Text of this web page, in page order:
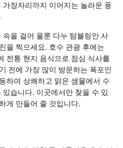
장자리까지 이어지는 놀라운 풍
을 걸어 울룬 다누 탐블링안 사
을 찍으세요. 호수 관광 후에는
전통 현지 음식으로 점심 식사를
전에 가장 많이 방문하는 폭포인
하여 상쾌하고 맑은 샘물에서 수
습니다. 이곳에서만 찾을 수 있
게 만들어 줄 것입니다.